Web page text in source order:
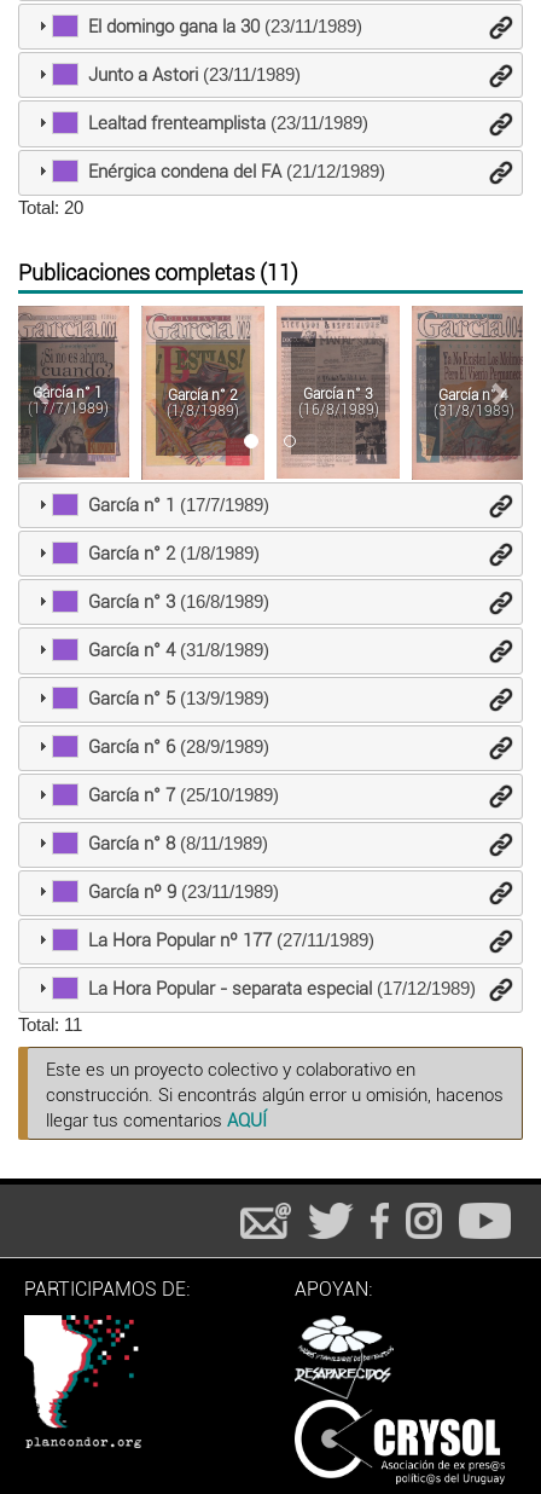
El domingo gana la 30(23/11/1989)
Junto a Astori(23/11/1989)
Lealtad frenteamplista(23/11/1989)
Enérgica condena del FA(21/12/1989)
Total: 20
Publicaciones completas (11)
García n° 1
(17/7/1989)
García n° 2
(1/8/1989)
García n° 3
(16/8/1989)
García n° 4
(31/8/1989)
Anterior
García n° 1 (17/7/1989)
García n° 2(1/8/1989)
García n° 3(16/8/1989)
García n° 4(31/8/1989)
García n° 5 (13/9/1989)
García n° 6(28/9/1989)
García n° 7(25/10/1989)
García n° 8 (8/11/1989)
García nº 9(23/11/1989)
La Hora Popular nº 177(27/11/1989)
La Hora Popular - separata especial(17/12/1989)
Total: 11
Este es un proyecto colectivo y colaborativo en
construcción. Si encontrás algún error u omisión, hacenos
llegar tus comentarios AQUÍ
PARTICIPAMOS DE: APOYAN: